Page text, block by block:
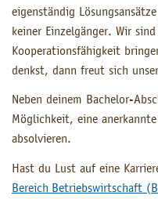
eigenständig
keiner Einzelgänger. Wir
Kooperationsfähigkeit
denkst, dann freut sich
Neben deinem Bachelor-
Möglichkeit, eine
absolvieren.
Hast du Lust auf eine
Bereich Betriebswirtschaft